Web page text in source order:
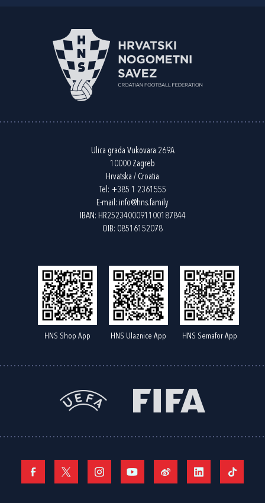
Ulica grada Vukovara 269A
10000 Zagreb
Hrvatska / Croatia
Tel: +385 1 2361555
E-mail: info@hns.family
IBAN: HR2523400091100187844
OIB: 08516152078
HNS Shop App HNS Ulaznice App HNS Semafor App